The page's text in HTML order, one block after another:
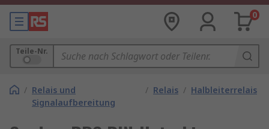
0
Teile-Nr.
/ Relais und
Signalaufbereitung
/ Relais / Halbleiterrelais